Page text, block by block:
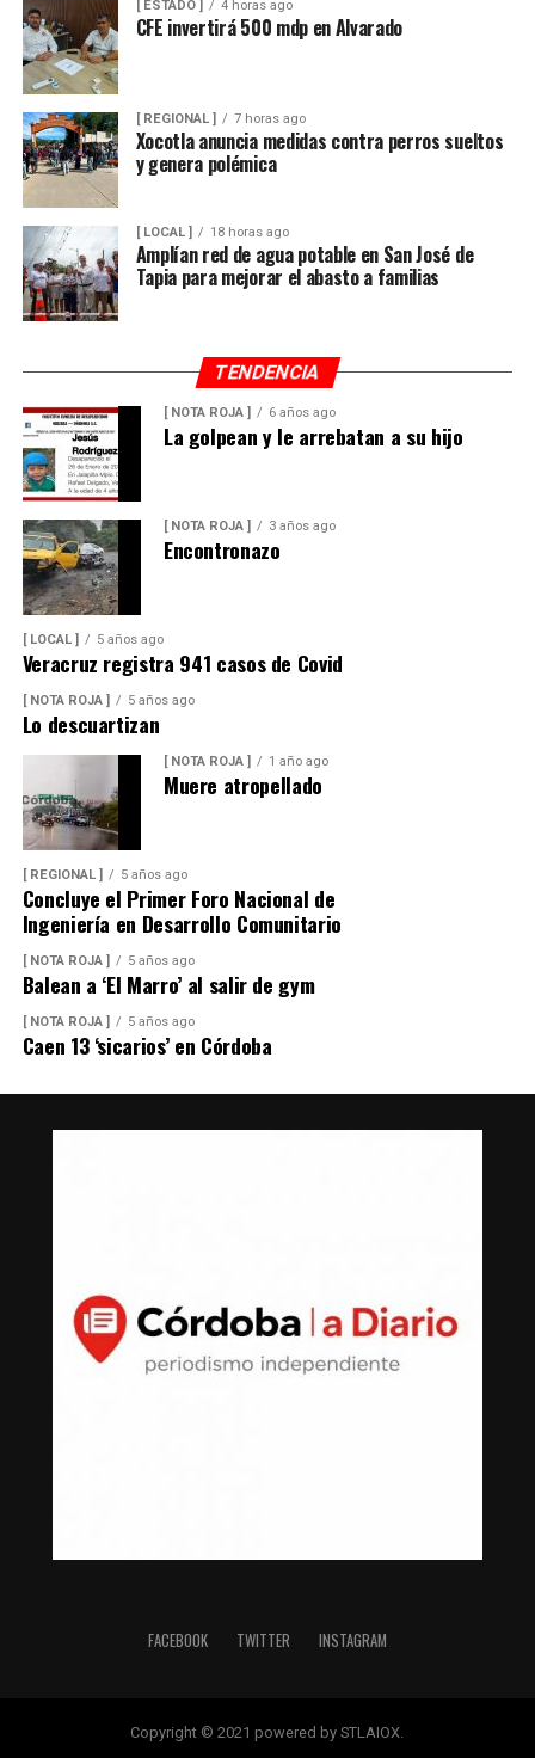
[ ESTADO ] 4 horas ago
CFE invertirá 500 mdp en Alvarado
[ REGIONAL ] 7 horas ago
Xocotla anuncia medidas contra perros sueltos
y genera polémica
[ LOCAL ] 18 horas ago
Amplían red de agua potable en San José de
Tapia para mejorar el abasto a familias
TENDENCIA
[ NOTA ROJA ] 6 años ago
La golpean y le arrebatan a su hijo
[ NOTA ROJA ] 3 años ago
Encontronazo
[ LOCAL ] 5 años ago
Veracruz registra 941 casos de Covid
[ NOTA ROJA ] 5 años ago
Lo descuartizan
[ NOTA ROJA ] 1 año ago
Muere atropellado
[ REGIONAL ] 5 años ago
Concluye el Primer Foro Nacional de
Ingeniería en Desarrollo Comunitario
[ NOTA ROJA ] 5 años ago
Balean a ‘El Marro’ al salir de gym
[ NOTA ROJA ] 5 años ago
Caen 13 ‘sicarios’ en Córdoba
FACEBOOK TWITTER INSTAGRAM
Copyright © 2021 powered by STLAIOX.